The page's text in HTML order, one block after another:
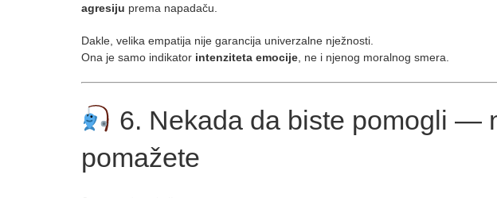
agresiju prema napadaču.
Dakle, velika empatija nije garancija univerzalne nježnosti.
Ona je samo indikator intenziteta emocije , ne i njenog moralnog smera.
6. Nekada da biste pomogli —
pomažete